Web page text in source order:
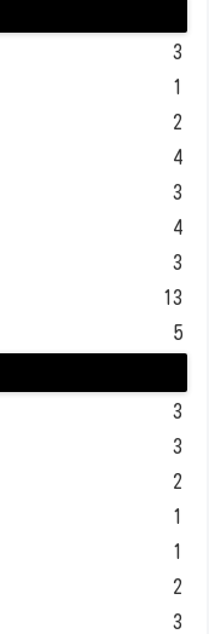
3
1
2
4
3
4
3
13
5
3
3
2
1
1
2
3